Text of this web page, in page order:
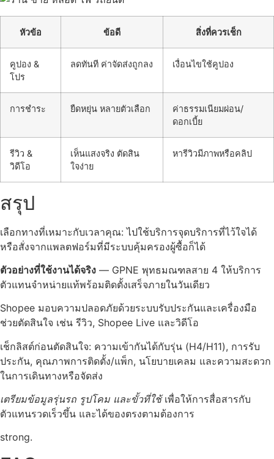
หัวข้อ ข้อดี สิ่งที่ควรเช็ก
คูปอง &
โปร
ลดทันที ค่าจัดส่งถูกลง เงื่อนไขใช้คูปอง
การชำระ ยืดหยุ่น หลายตัวเลือก
ค่าธรรมเนียมผ่อน/
ดอกเบี้ย
รีวิว &
วิดีโอ
เห็นแสงจริง ตัดสิน
ใจง่าย
หารีวิวมีภาพหรือคลิป
สรุป
เลือกทางที่เหมาะกับเวลาคุณ: ไปใช้บริการจุดบริการที่ไว้ใจได้
หรือสั่งจากแพลตฟอร์มที่มีระบบคุ้มครองผู้ซื้อก็ได้
ตัวอย่างที่ใช้งานได้จริง — GPNE พุทธมณฑลสาย 4 ให้บริการ
ตัวแทนจำหน่ายแท้พร้อมติดตั้งเสร็จภายในวันเดียว
Shopee มอบความปลอดภัยด้วยระบบรับประกันและเครื่องมือ
ช่วยตัดสินใจ เช่น รีวิว, Shopee Live และวิดีโอ
เช็กลิสต์ก่อนตัดสินใจ: ความเข้ากันได้กับรุ่น (H4/H11), การรับ
ประกัน, คุณภาพการติดตั้ง/แพ็ก, นโยบายเคลม และความสะดวก
ในการเดินทางหรือจัดส่ง
เตรียมข้อมูลรุ่นรถ รูปโคม และขั้วที่ใช้เพื่อให้การสื่อสารกับ
ตัวแทนรวดเร็วขึ้น และได้ของตรงตามต้องการ
strong.